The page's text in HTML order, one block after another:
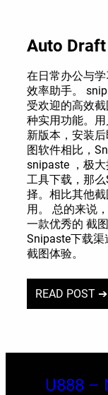
Auto Draft
在日常办公与
效率助手。
受欢迎的高效
种实用功能。
新版本，安装
图软件相比，
snipaste ，极
工具下载，那
择。相比其他
用。 总的来说
一款优秀的 截
Snipaste下载
截图体验。
READ POST ➔
U888 –